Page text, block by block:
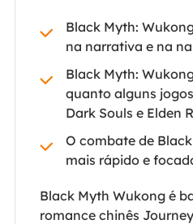
Black Myth:
na narrativa e na
Black Myth:
quanto alguns
Dark Souls e Elden
O combate de
mais rápido e
Black Myth Wukong é
romance chinês